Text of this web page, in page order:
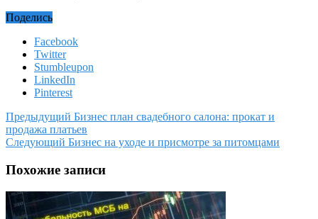
Поделись
Facebook
Twitter
Stumbleupon
LinkedIn
Pinterest
Предыдущий Бизнес план свадебного салона: прокат и
продажа платьев
Следующий Бизнес на уходе и присмотре за питомцами
Похожие записи